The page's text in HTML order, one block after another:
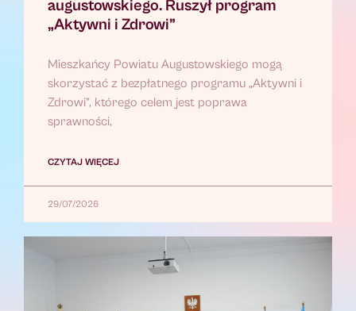
augustowskiego. Ruszył program
„Aktywni i Zdrowi”
Mieszkańcy Powiatu Augustowskiego mogą
skorzystać z bezpłatnego programu „Aktywni i
Zdrowi”, którego celem jest poprawa
sprawności,
CZYTAJ WIĘCEJ
29/07/2026